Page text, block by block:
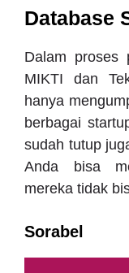
Database
Dalam proses
MIKTI dan
hanya
berbagai
sudah tutup
Anda bisa
mereka tidak
Sorabel